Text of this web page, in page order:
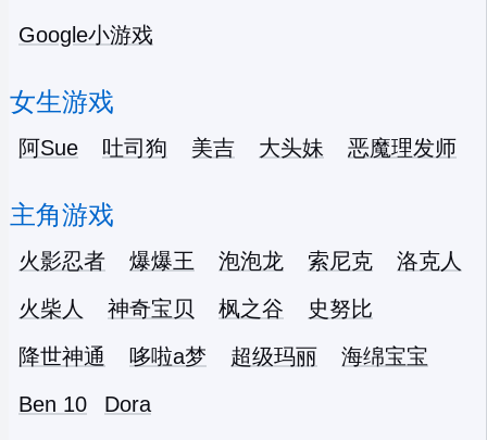
Google小游戏
女生游戏
阿Sue 吐司狗 美吉 大头妹 恶魔理发师
主角游戏
火影忍者 爆爆王 泡泡龙 索尼克
洛克人
火柴人
神奇宝贝 枫之谷
史努比
降世神通
哆啦a梦 超级玛丽
海绵宝宝
Ben 10
Dora